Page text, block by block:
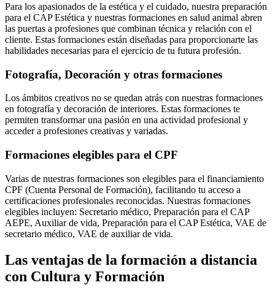
Para los apasionados de la estética y el cuidado, nuestra preparación
para el CAP Estética y nuestras formaciones en salud animal abren
las puertas a profesiones que combinan técnica y relación con el
cliente. Estas formaciones están diseñadas para proporcionarte las
habilidades necesarias para el ejercicio de tu futura profesión.
Fotografía, Decoración y otras formaciones
Los ámbitos creativos no se quedan atrás con nuestras formaciones
en fotografía y decoración de interiores. Estas formaciones te
permiten transformar una pasión en una actividad profesional y
acceder a profesiones creativas y variadas.
Formaciones elegibles para el CPF
Varias de nuestras formaciones son elegibles para el financiamiento
CPF (Cuenta Personal de Formación), facilitando tu acceso a
certificaciones profesionales reconocidas. Nuestras formaciones
elegibles incluyen: Secretario médico, Preparación para el CAP
AEPE, Auxiliar de vida, Preparación para el CAP Estética, VAE de
secretario médico, VAE de auxiliar de vida.
Las ventajas de la formación a distancia
con Cultura y Formación